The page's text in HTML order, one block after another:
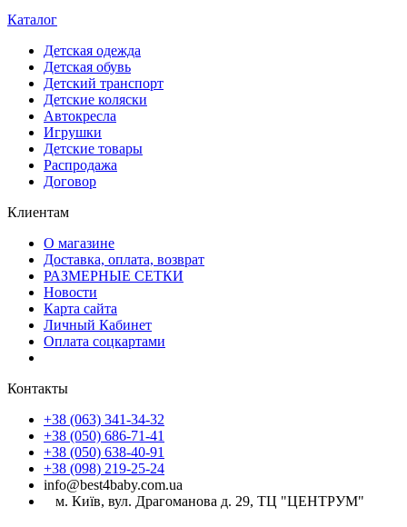
Каталог
Детская одежда
Детская обувь
Детский транспорт
Детские коляски
Автокресла
Игрушки
Детские товары
Распродажа
Договор
Клиентам
О магазине
Доставка, оплата, возврат
РАЗМЕРНЫЕ СЕТКИ
Новости
Карта сайта
Личный Кабинет
Оплата соцкартами
Контакты
+38 (063) 341-34-32
+38 (050) 686-71-41
+38 (050) 638-40-91
+38 (098) 219-25-24
info@best4baby.com.ua
м. Київ, вул. Драгоманова д. 29, ТЦ "ЦЕНТРУМ"